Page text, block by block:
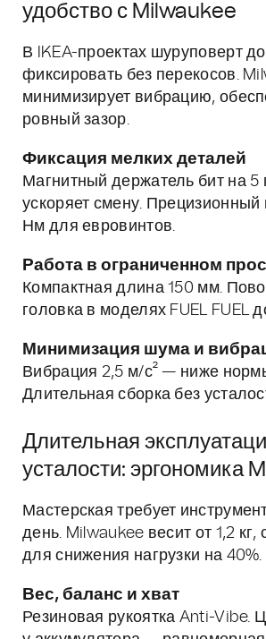
удобство с Milwaukee
В IKEA-проектах шуруповерт
фиксировать без перекосов.
минимизирует вибрацию,
ровный зазор.
Фиксация мелких деталей
Магнитный держатель бит на 5
ускоряет смену.
Нм для евровинтов.
Работа в ограниченном
Компактная длина 150 мм.
головка в моделях FUEL FUEL
Минимизация шума и
Вибрация 2,5 м/с² — ниже
Длительная сборка без
Длительная
усталости: эргономика
Мастерская требует
день. Milwaukee весит от 1,2 кг,
для снижения нагрузки на 40%.
Вес, баланс и хват
Резиновая рукоятка Anti-Vibe.